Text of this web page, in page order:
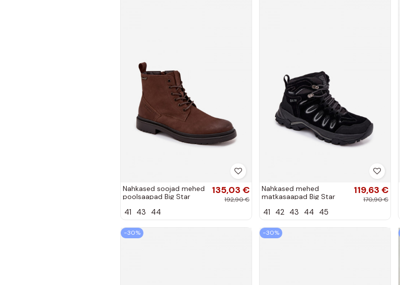
Nahkased soojad mehed
poolsaapad Big Star
135,03 €
192,90 €
41 43 44
Nahkased mehed
matkasaapad Big Star
must
119,63 €
170,90 €
41 42 43 44 45
−30% −30%